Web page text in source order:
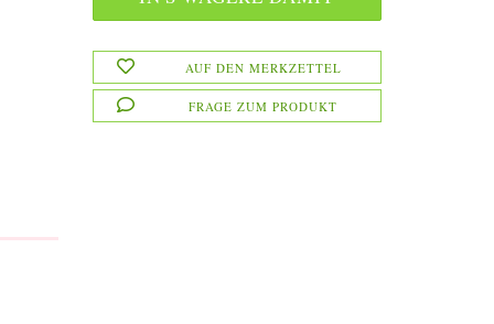
AUF DEN MERKZETTEL
FRAGE ZUM PRODUKT